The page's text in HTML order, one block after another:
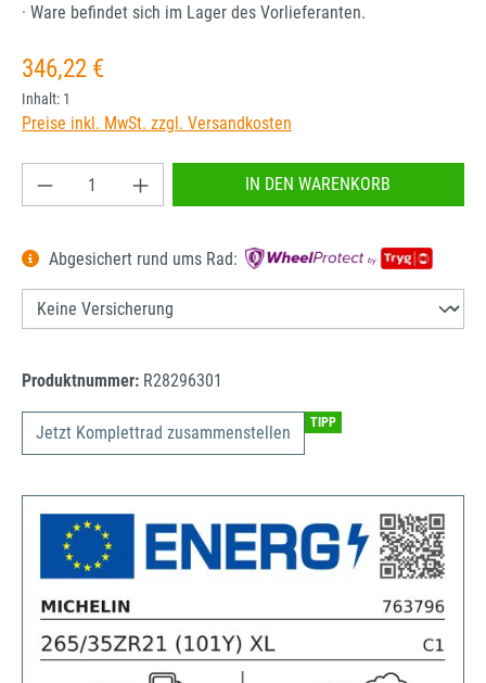
· Ware befindet sich im Lager des Vorlieferanten.
Regulärer Preis:
346,22 €
Inhalt: 1
Preise inkl. MwSt. zzgl. Versandkosten
Produkt Anzahl: Gib den gewünschten Wert
IN DEN WARENKORB
Abgesichert rund ums Rad:
Produktnummer: R28296301
Jetzt Komplettrad zusammenstellen TIPP